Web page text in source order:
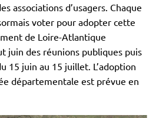
associations d’usagers. Chaque
voter pour adopter cette
de Loire-Atlantique
juin des réunions publiques puis
15 juin au 15 juillet. L’adoption
départementale est prévue en